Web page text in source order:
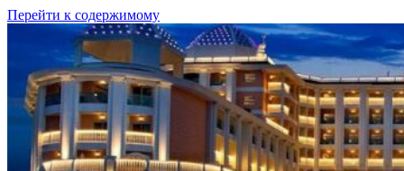
Перейти к содержимому